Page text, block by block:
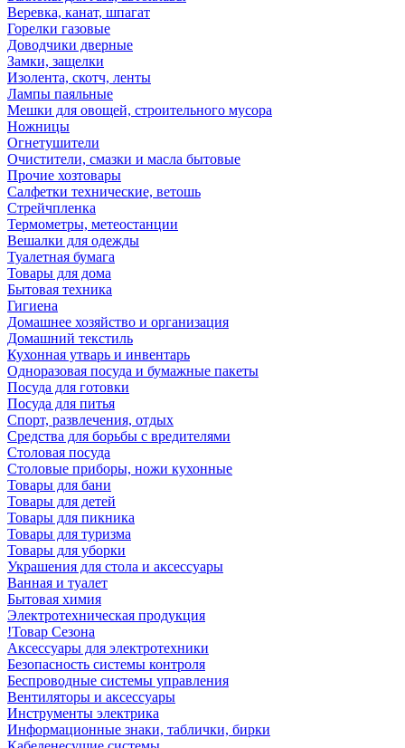
Веревка, канат, шпагат
Горелки газовые
Доводчики дверные
Замки, защелки
Изолента, скотч, ленты
Лампы паяльные
Мешки для овощей, строительного мусора
Ножницы
Огнетушители
Очистители, смазки и масла бытовые
Прочие хозтовары
Салфетки технические, ветошь
Стрейчпленка
Термометры, метеостанции
Вешалки для одежды
Туалетная бумага
Товары для дома
Бытовая техника
Гигиена
Домашнее хозяйство и организация
Домашний текстиль
Кухонная утварь и инвентарь
Одноразовая посуда и бумажные пакеты
Посуда для готовки
Посуда для питья
Спорт, развлечения, отдых
Средства для борьбы с вредителями
Столовая посуда
Столовые приборы, ножи кухонные
Товары для бани
Товары для детей
Товары для пикника
Товары для туризма
Товары для уборки
Украшения для стола и аксессуары
Ванная и туалет
Бытовая химия
Электротехническая продукция
!Товар Сезона
Аксессуары для электротехники
Безопасность системы контроля
Беспроводные системы управления
Вентиляторы и аксессуары
Инструменты электрика
Информационные знаки, таблички, бирки